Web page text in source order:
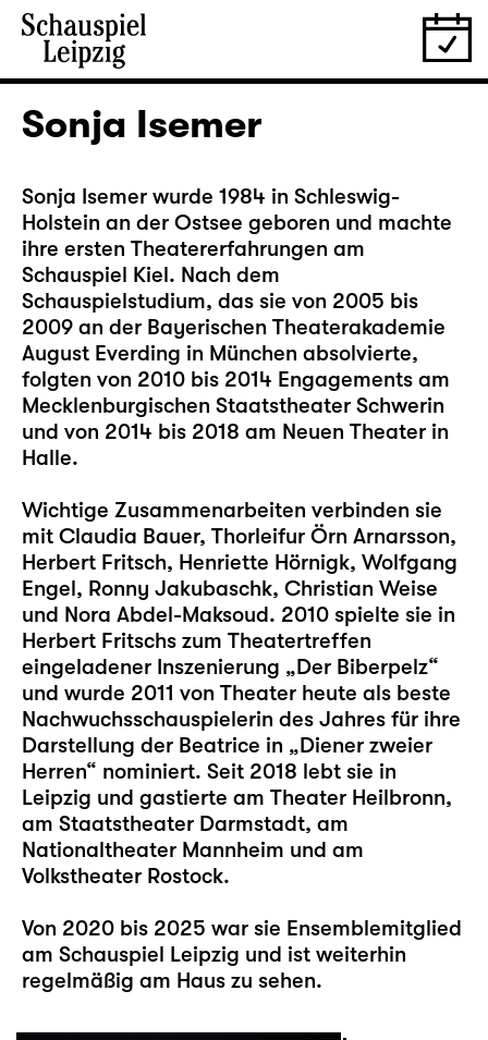
Sonja Isemer
Sonja Isemer wurde 1984 in Schleswig-
Holstein an der Ostsee geboren und machte
ihre ersten Theatererfahrungen am
Schauspiel Kiel. Nach dem
Schauspielstudium, das sie von 2005 bis
2009 an der Bayerischen Theaterakademie
August Everding in München absolvierte,
folgten von 2010 bis 2014 Engagements am
Mecklenburgischen Staatstheater Schwerin
und von 2014 bis 2018 am Neuen Theater in
Halle.
Wichtige Zusammenarbeiten verbinden sie
mit Claudia Bauer, Thorleifur Örn Arnarsson,
Herbert Fritsch, Henriette Hörnigk, Wolfgang
Engel, Ronny Jakubaschk, Christian Weise
und Nora Abdel-Maksoud. 2010 spielte sie in
Herbert Fritschs zum Theatertreffen
eingeladener Inszenierung „Der Biberpelz“
und wurde 2011 von Theater heute als beste
Nachwuchsschauspielerin des Jahres für ihre
Darstellung der Beatrice in „Diener zweier
Herren“ nominiert. Seit 2018 lebt sie in
Leipzig und gastierte am Theater Heilbronn,
am Staatstheater Darmstadt, am
Nationaltheater Mannheim und am
Volkstheater Rostock.
Von 2020 bis 2025 war sie Ensemblemitglied
am Schauspiel Leipzig und ist weiterhin
regelmäßig am Haus zu sehen.